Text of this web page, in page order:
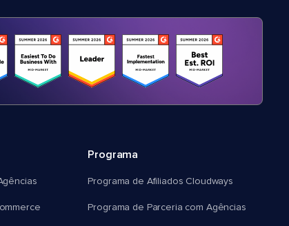
Programa
Programa de Afiliados Cloudways
Programa de Parceria com Agências